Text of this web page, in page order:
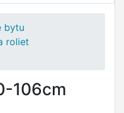
bytu
roliet
106cm